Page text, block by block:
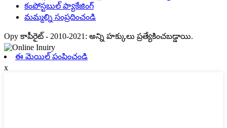
కంపోస్టబుల్ ప్యాకేజింగ్
మమ్మల్ని సంప్రదించండి
Opy కాపీరైట్ - 2010-2021: అన్ని హక్కులు ప్రత్యేకించబడ్డాయి.
ఈ మెయిల్ పంపించండి
x